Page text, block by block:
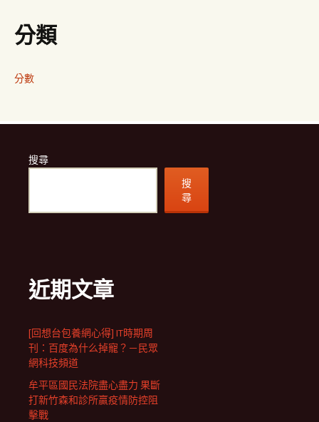
分類
分數
搜尋
搜
尋
近期文章
[回想台包養網心得] IT時期周
刊：百度為什么掉寵？－民眾
網科技頻道
牟平區國民法院盡心盡力 果斷
打新竹森和診所贏疫情防控阻
擊戰